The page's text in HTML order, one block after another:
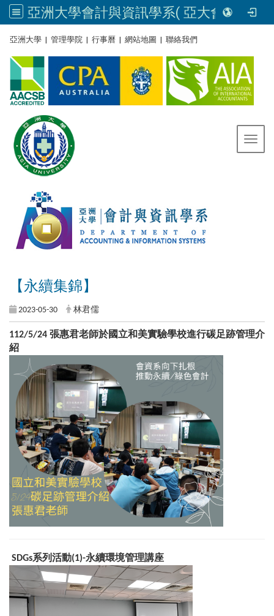
亞洲大學會計與資訊學系( 亞大會資系官網) | Asia University, Taiwan
亞洲大學 | 管理學院 | 行事曆 | 網站地圖 | 聯絡我們
【永續集錦】
2023-05-30 林君儒
112/5/24 張惠君老師於國立和美實驗學校進行碳足跡管理介
紹
SDGs系列活動(1)-永續環境管理講座